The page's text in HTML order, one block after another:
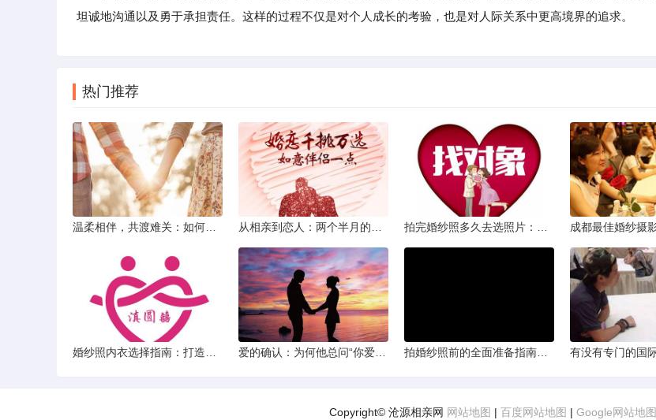
坦诚地沟通以及勇于承担责任。这样的过程不仅是对个人成长的考验，也是对人际关系中更高境界的追求。
热门推荐
Copyright© 沧源相亲网 网站地图 | 百度网站地图 | Google网站地图